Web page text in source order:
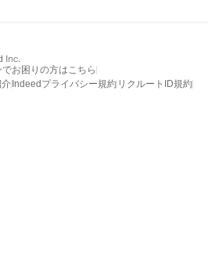
でお困りの方はこちら
Indeedプライバシー規約 リクルートID規約